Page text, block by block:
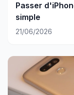
Passer
simple
21/06/2026